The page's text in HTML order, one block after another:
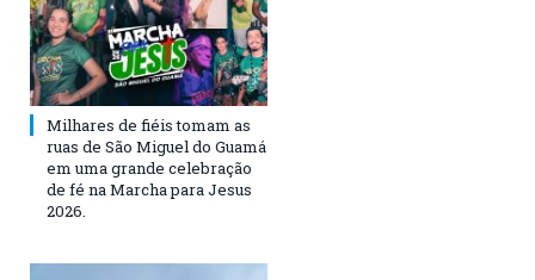
Milhares de fiéis tomam as
ruas de São Miguel do Guamá
em uma grande celebração
de fé na Marcha para Jesus
2026.